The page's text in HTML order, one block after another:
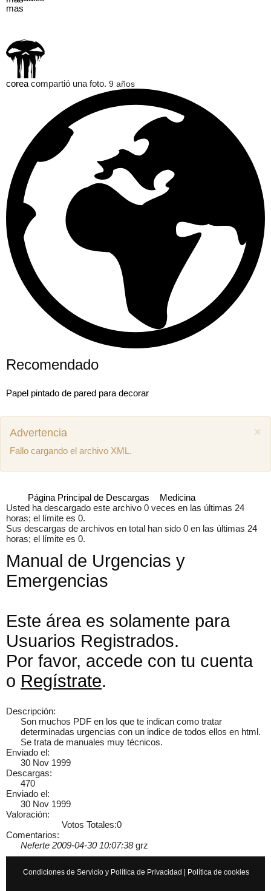
corea compartió una foto. 9 años
Mostrar comentarios previos (1)
SEAT Ibiza 1.4 aex
Recomendado
Papel pintado de pared para decorar
×
Advertencia
Fallo cargando el archivo XML.
Página Principal de Descargas
Medicina
Usted ha descargado este archivo 0 veces en las últimas 24
horas; el límite es 0.
Sus descargas de archivos en total han sido 0 en las últimas 24
horas; el límite es 0.
Manual de Urgencias y
Emergencias
Este área es solamente para
Usuarios Registrados.
Por favor, accede con tu cuenta
o Regístrate.
Descripción:
Son muchos PDF en los que te indican como tratar
determinadas urgencias con un indice de todos ellos en html.
Se trata de manuales muy técnicos.
Enviado el:
30 Nov 1999
Descargas:
470
Enviado el:
30 Nov 1999
Valoración:
Votos Totales:0
Comentarios:
Neferte 2009-04-30 10:07:38grz
Condiciones de Servicio y Política de Privacidad Política de cookies